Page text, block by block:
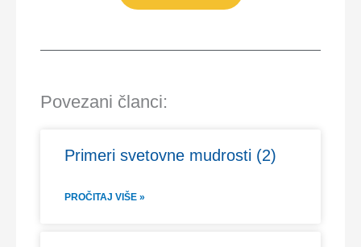
Povezani članci:
Primeri svetovne mudrosti (2)
PROČITAJ VIŠE »